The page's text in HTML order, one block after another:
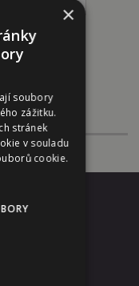
×
soubory
zážitku.
stránek
v souladu
cookie.